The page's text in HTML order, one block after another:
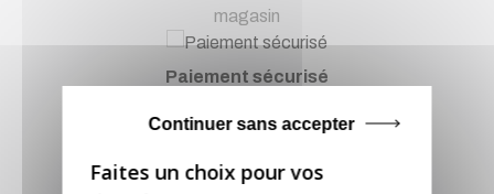
magasin
Paiement sécurisé
Service client
Continuer sans accepter